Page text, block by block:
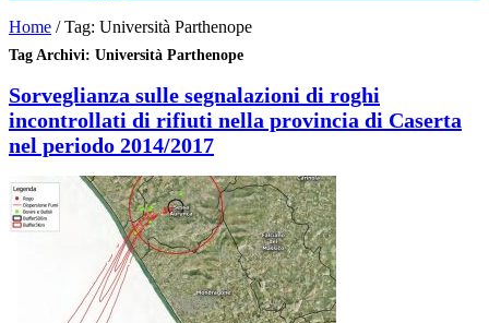
Home / Tag: Università Parthenope
Tag Archivi: Università Parthenope
Sorveglianza sulle segnalazioni di roghi
incontrollati di rifiuti nella provincia di Caserta
nel periodo 2014/2017